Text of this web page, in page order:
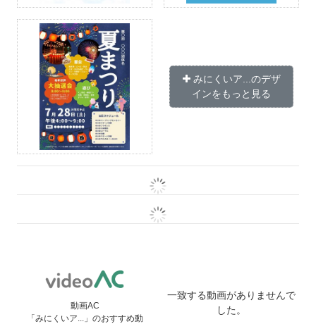
みにくいア...のデザ
インをもっと見る
動画AC
「みにくいア...」のおすすめ動
一致する動画がありませんで
した。